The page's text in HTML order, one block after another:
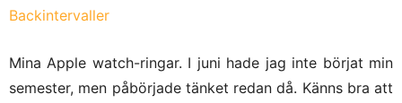
Backintervaller
Mina Apple watch-ringar. I juni hade jag inte börjat min
semester, men påbörjade tänket redan då. Känns bra att